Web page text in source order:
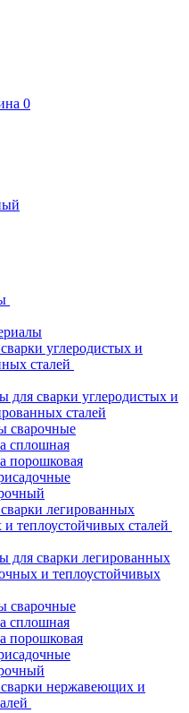
0
углеродистых и
сталей
для сварки углеродистых и
сталей
сварочные
сплошная
порошковая
легированных
теплоустойчивых сталей
для сварки легированных
и теплоустойчивых
сварочные
сплошная
порошковая
нержавеющих и